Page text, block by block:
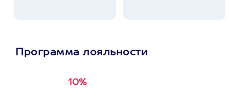
Программа лояльности
10%